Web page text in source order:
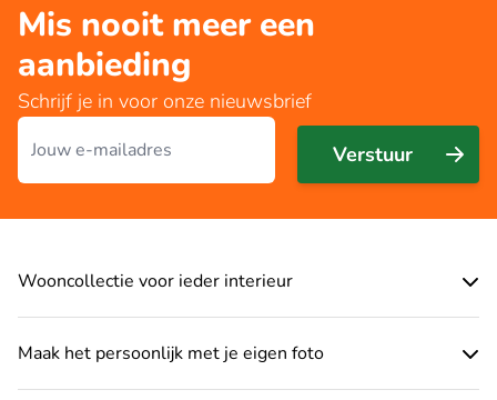
Mis nooit meer een
aanbieding
Schrijf je in voor onze nieuwsbrief
E-mailadres
Verstuur
Wooncollectie voor ieder interieur
Maak het persoonlijk met je eigen foto